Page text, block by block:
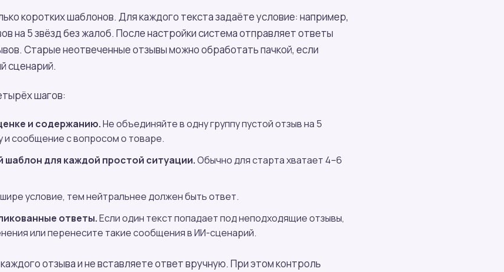
коротких шаблонов. Для каждого текста задаёте условие: например,
на 5 звёзд без жалоб. После настройки система отправляет ответы
Старые неотвеченные отзывы можно обработать пачкой, если
сценарий.
шагов:
и содержанию.Не объединяйте в одну группу пустой отзыв на 5
и сообщение с вопросом о товаре.
шаблон для каждой простой ситуации.Обычно для старта хватает 4–6
условие, тем нейтральнее должен быть ответ.
ответы.Если один текст попадает под неподходящие отзывы,
или перенесите такие сообщения в ИИ-сценарий.
отзыва и не вставляете ответ вручную. При этом контроль